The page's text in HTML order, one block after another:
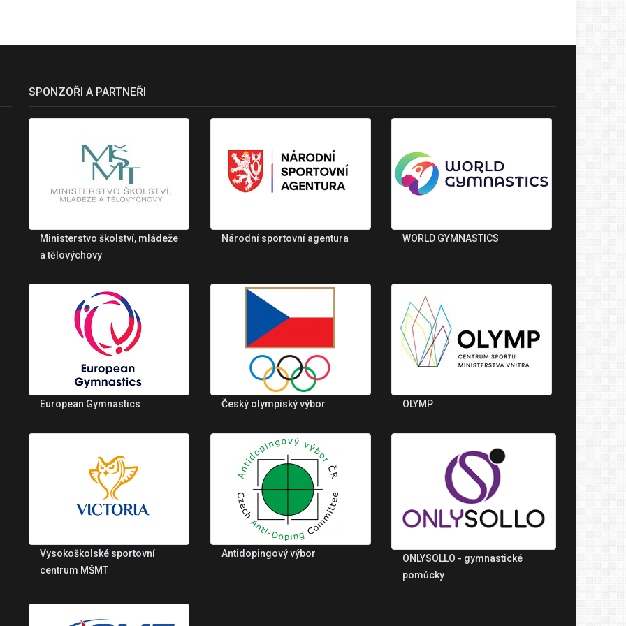
SPONZOŘI A PARTNEŘI
Ministerstvo školství, mládeže
a tělovýchovy
Národní sportovní agentura WORLD GYMNASTICS
European Gymnastics Český olympiský výbor OLYMP
Vysokoškolské sportovní
centrum MŠMT
Antidopingový výbor
ONLYSOLLO - gymnastické
pomůcky